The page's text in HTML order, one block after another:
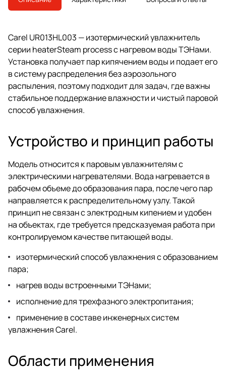
Carel UR013HL003 — изотермический увлажнитель
серии heaterSteam process с нагревом воды ТЭНами.
Установка получает пар кипячением воды и подает его
в систему распределения без аэрозольного
распыления, поэтому подходит для задач, где важны
стабильное поддержание влажности и чистый паровой
способ увлажнения.
Устройство и принцип работы
Модель относится к паровым увлажнителям с
электрическими нагревателями. Вода нагревается в
рабочем объеме до образования пара, после чего пар
направляется к распределительному узлу. Такой
принцип не связан с электродным кипением и удобен
на объектах, где требуется предсказуемая работа при
контролируемом качестве питающей воды.
изотермический способ увлажнения с образованием
пара;
нагрев воды встроенными ТЭНами;
исполнение для трехфазного электропитания;
применение в составе инженерных систем
увлажнения Carel.
Области применения